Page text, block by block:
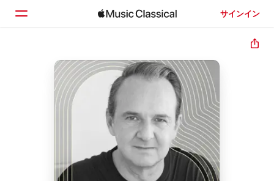
サインイン
ホーム
見つける